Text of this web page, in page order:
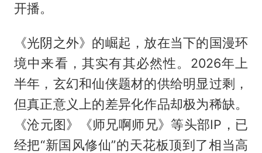
开播。
《光阴之外》的崛起，放在当下的国漫环
境中来看，其实有其必然性。2026年上
半年，玄幻和仙侠题材的供给明显过剩，
但真正意义上的差异化作品却极为稀缺。
《沧元图》《师兄啊师兄》等头部IP，已
经把“新国风修仙”的天花板顶到了相当高